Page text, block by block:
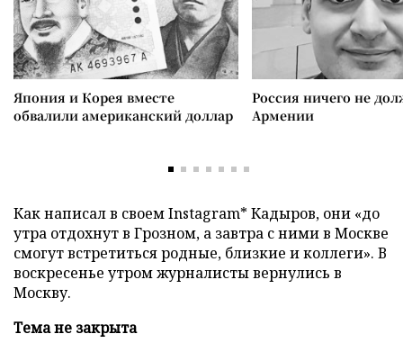
Япония и Корея вместе
обвалили американский доллар
Россия ничего не
Армении
Как написал в своем Instagram* Кадыров, они «до
утра отдохнут в Грозном, а завтра с ними в Москве
смогут встретиться родные, близкие и коллеги». В
воскресенье утром журналисты вернулись в
Москву.
Тема не закрыта